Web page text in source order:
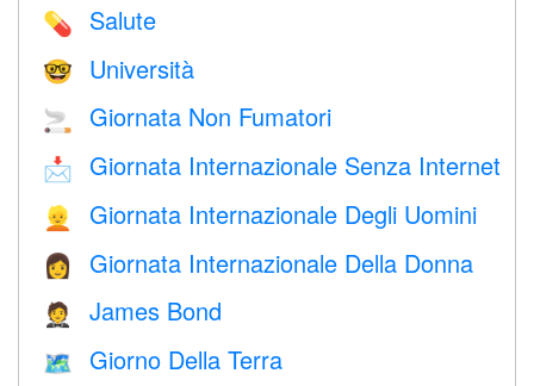
💊 Salute
🤓 Università
🚬 Giornata Non Fumatori
📩 Giornata Internazionale Senza Internet
👱 Giornata Internazionale Degli Uomini
👩 Giornata Internazionale Della Donna
🤵 James Bond
🗺️ Giorno Della Terra